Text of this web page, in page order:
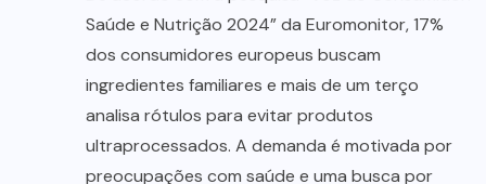
Saúde e Nutrição 2024” da Euromonitor, 17%
dos consumidores europeus buscam
ingredientes familiares e mais de um terço
analisa rótulos para evitar produtos
ultraprocessados. A demanda é motivada por
preocupações com saúde e uma busca por